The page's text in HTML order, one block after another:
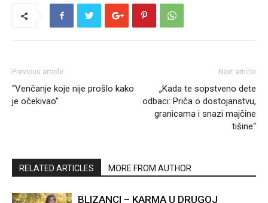
Previous article
“Venčanje koje nije prošlo kako
je očekivao”
Next article
„Kada te sopstveno dete
odbaci: Priča o dostojanstvu,
granicama i snazi majčine
tišine“
RELATED ARTICLES MORE FROM AUTHOR
BLIZANCI – KARMA U DRUGOJ